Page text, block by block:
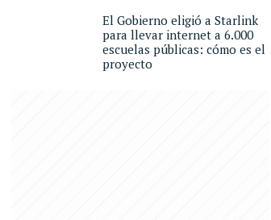
El Gobierno eligió a Starlink
para llevar internet a 6.000
escuelas públicas: cómo es el
proyecto